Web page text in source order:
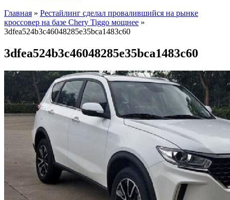
Главная » Рестайлинг сделал провалившийся на рынке
кроссовер на базе Chery Tiggo мощнее »
3dfea524b3c46048285e35bca1483c60
3dfea524b3c46048285e35bca1483c60